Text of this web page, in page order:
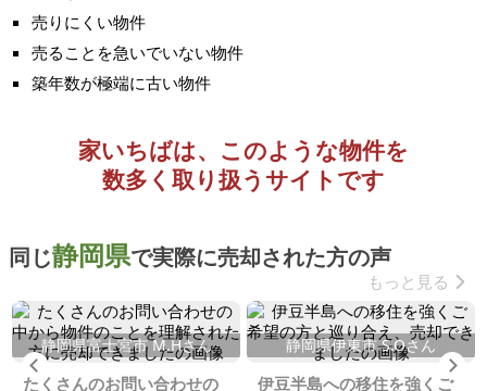
売りにくい物件
売ることを急いでいない物件
築年数が極端に古い物件
家いちばは、このような物件を
数多く取り扱うサイトです
同じ静岡県で実際に売却された方の声
もっと見る
Previous
静岡県富士宮市 M.Hさん
たくさんのお問い合わせの
静岡県伊東市 S.Oさん
伊豆半島への移住を強くご